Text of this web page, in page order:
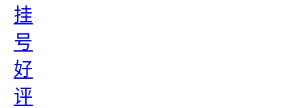
挂
号
好
评